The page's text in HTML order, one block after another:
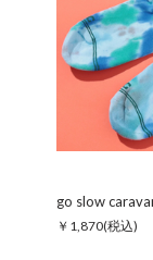
￥1,870(税込)